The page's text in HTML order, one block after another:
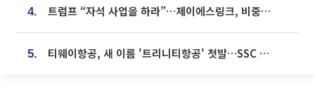
4. 트럼프 “자석 사업을 하라”…제이에스링크, 비중국 영구자석 공급망 구축 속도
5. 티웨이항공, 새 이름 '트리니티항공' 첫발…SSC 전략 본격화